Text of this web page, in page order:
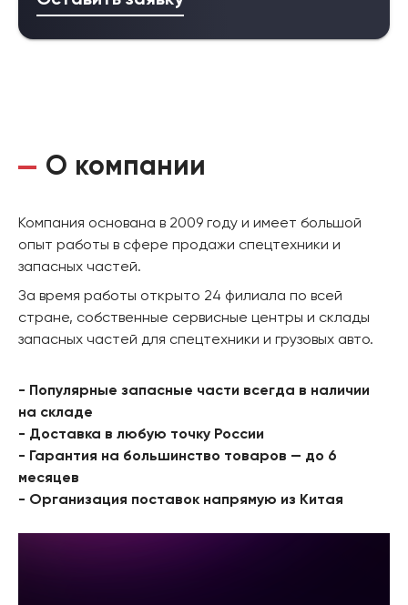
О компании
Компания основана в 2009 году и имеет большой
опыт работы в сфере продажи спецтехники и
запасных частей.
За время работы открыто 24 филиала по всей
стране, собственные сервисные центры и склады
запасных частей для спецтехники и грузовых авто.
- Популярные запасные части всегда в наличии
на складе
- Доставка в любую точку России
- Гарантия на большинство товаров — до 6
месяцев
- Организация поставок напрямую из Китая